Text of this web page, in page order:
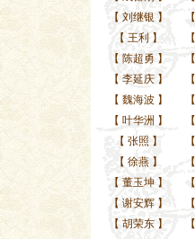
【 刘继银 】 【
【 王利 】 【
【 陈超勇 】 【
【 李延庆】 【
【 魏海波 】 【
【 叶华洲 】 【
【 张照 】 【
【 徐燕】 【
【 董玉坤】 【
【 谢安辉】 【
【 胡荣东】 【